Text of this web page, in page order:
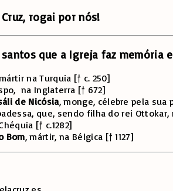
rogai por nós!
que a Igreja faz memória
na Turquia [† c. 250]
na Inglaterra [† 672]
de Nicósia, monge, célebre pela
que, sendo filha do rei
[† c.1282]
Bom, mártir, na Bélgica [† 1127]